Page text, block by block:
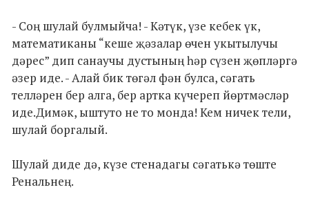
- Соң шулай булмыйча! - Кәтүк, үзе кебек үк,
математиканы “кеше җәзалар өчен укытылучы
дәрес” дип санаучы дустының һәр сүзен җөпләргә
әзер иде. - Алай бик төгәл фән булса, сәгать
телләрен бер алга, бер артка күчереп йөртмәсләр
иде.Димәк, ыштуто не то монда! Кем ничек тели,
шулай боргалый.
Шулай диде дә, күзе стенадагы сәгатькә төште
Ренальнең.